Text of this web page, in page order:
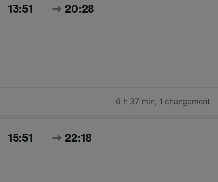
13:51 20:28
6 h 37 min, 1 changement
15:51 22:18